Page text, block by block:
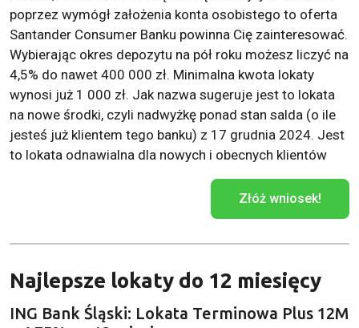
poprzez wymógł założenia konta osobistego to oferta
Santander Consumer Banku powinna Cię zainteresować.
Wybierając okres depozytu na pół roku możesz liczyć na
4,5% do nawet 400 000 zł. Minimalna kwota lokaty
wynosi już 1 000 zł. Jak nazwa sugeruje jest to lokata
na nowe środki, czyli nadwyżkę ponad stan salda (o ile
jesteś już klientem tego banku) z 17 grudnia 2024. Jest
to lokata odnawialna dla nowych i obecnych klientów
Złóż wniosek!
Najlepsze lokaty do 12 miesięcy
ING Bank Śląski: Lokata Terminowa Plus 12M